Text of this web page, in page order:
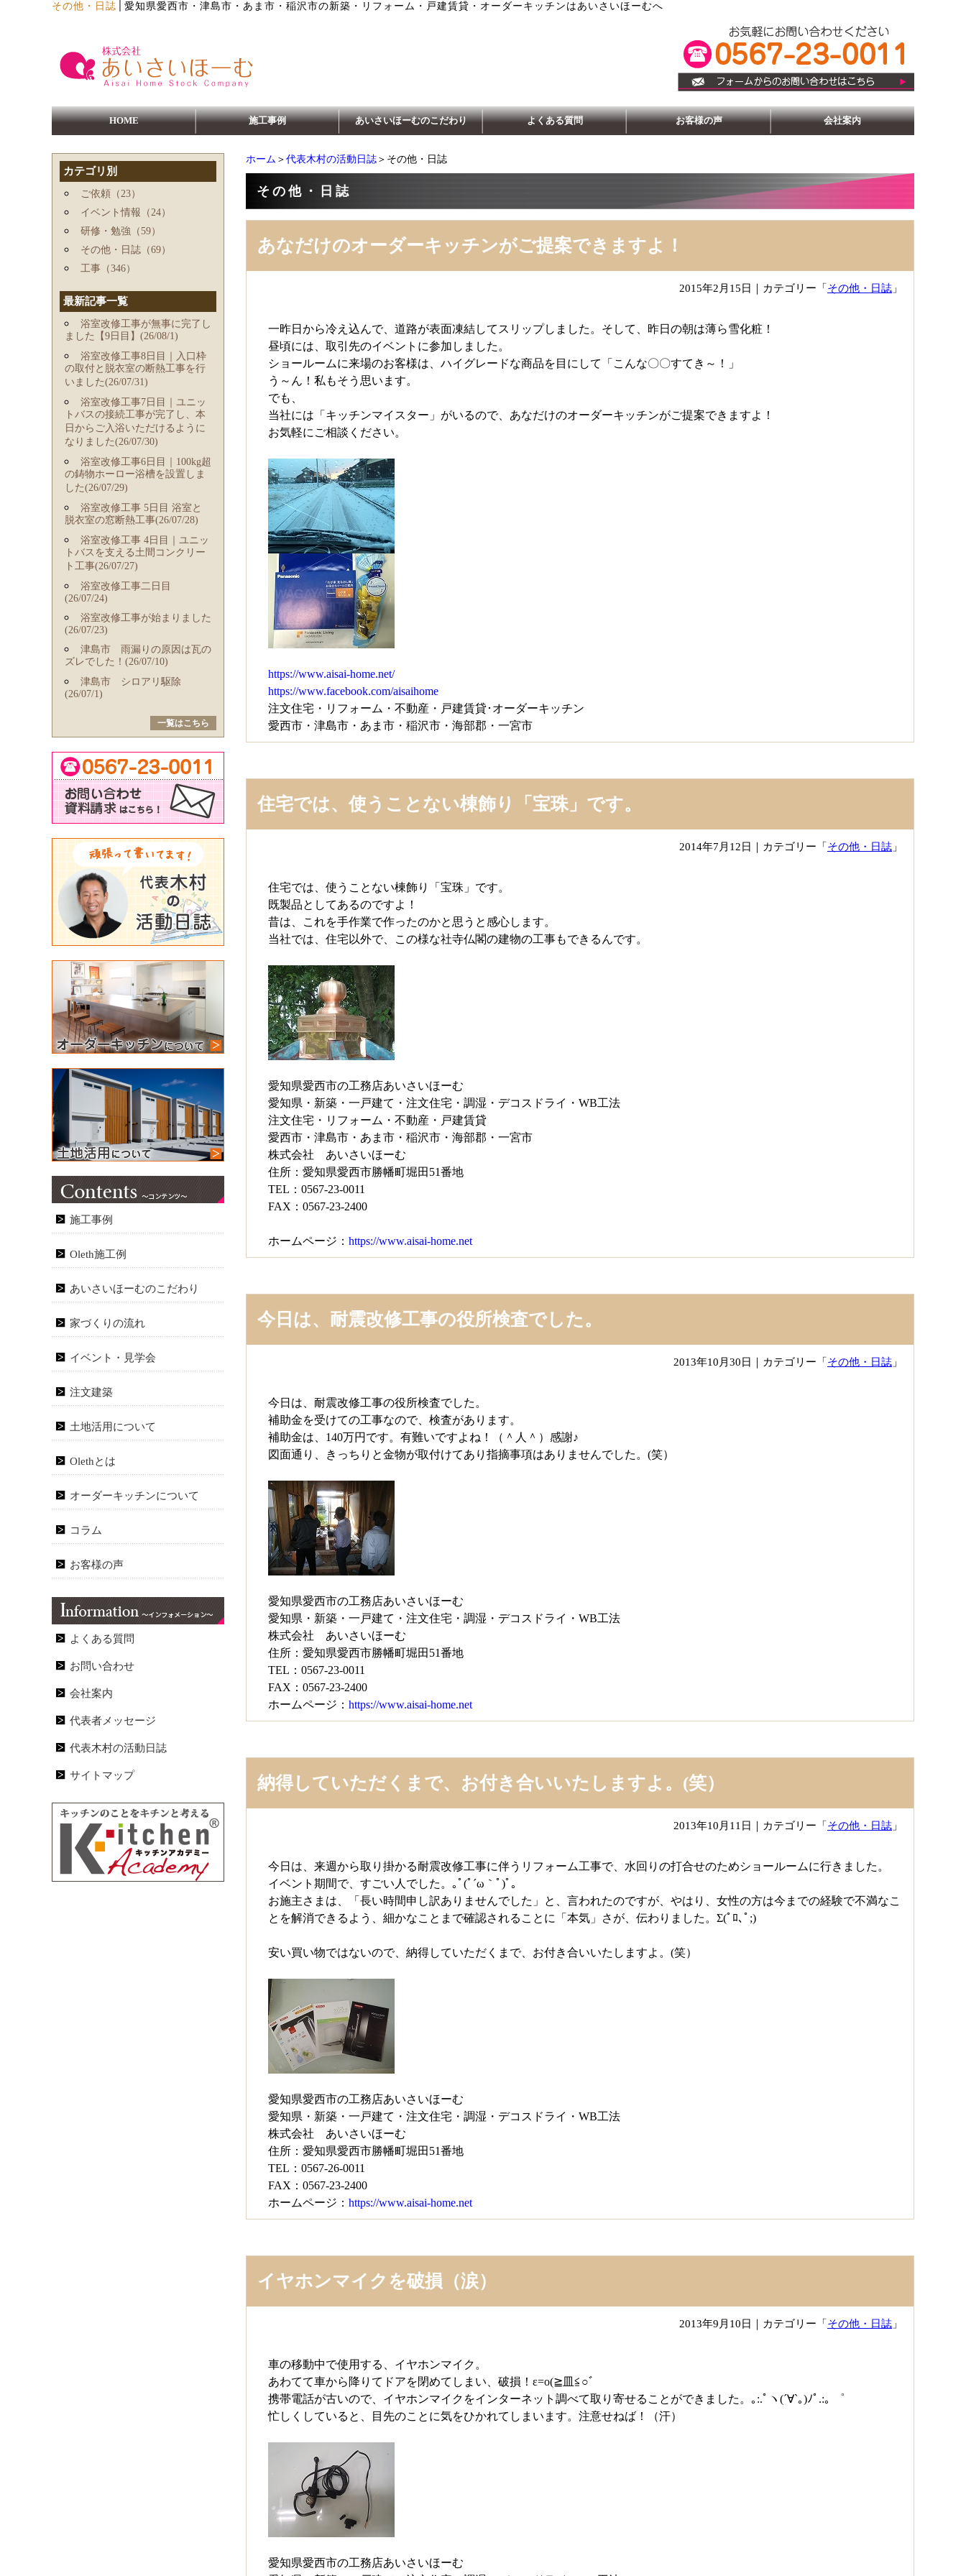
その他・日誌 愛知県愛西市・津島市・あま市・稲沢市の新築・リフォーム・戸建賃貸・オーダーキッチンはあいさいほーむへ
HOME 施工事例 あいさいほーむのこだわり よくある質問 お客様の声 会社案内
ホーム ＞ 代表木村の活動日誌 ＞その他・日誌
その他・日誌
あなだけのオーダーキッチンがご提案できますよ！
2015年2月15日 ｜カテゴリー「 その他・日誌 」
一昨日から冷え込んで、道路が表面凍結してスリップしました。そして、昨日の朝は薄ら雪化粧！
昼頃には、取引先のイベントに参加しました。
ショールームに来場のお客様は、ハイグレードな商品を目にして「こんな〇〇すてき～！」
う～ん！私もそう思います。
でも、
当社には「キッチンマイスター」がいるので、あなだけのオーダーキッチンがご提案できますよ！
お気軽にご相談ください。
https://www.aisai-home.net/
https://www.facebook.com/aisaihome
注文住宅・リフォーム・不動産・戸建賃貸･オーダーキッチン
愛西市・津島市・あま市・稲沢市・海部郡・一宮市
住宅では、使うことない棟飾り「宝珠」です。
2014年7月12日 ｜カテゴリー「 その他・日誌 」
住宅では、使うことない棟飾り「宝珠」です。
既製品としてあるのですよ！
昔は、これを手作業で作ったのかと思うと感心します。
当社では、住宅以外で、この様な社寺仏閣の建物の工事もできるんです。
愛知県愛西市の工務店あいさいほーむ
愛知県・新築・一戸建て・注文住宅・調湿・デコスドライ・WB工法
注文住宅・リフォーム・不動産・戸建賃貸
愛西市・津島市・あま市・稲沢市・海部郡・一宮市
株式会社 あいさいほーむ
住所：愛知県愛西市勝幡町堀田51番地
TEL：0567-23-0011
FAX：0567-23-2400
ホームページ： https://www.aisai-home.net
今日は、耐震改修工事の役所検査でした。
2013年10月30日 ｜カテゴリー「 その他・日誌 」
今日は、耐震改修工事の役所検査でした。
補助金を受けての工事なので、検査があります。
補助金は、140万円です。有難いですよね！（＾人＾）感謝♪
図面通り、きっちりと金物が取付けてあり指摘事項はありませんでした。(笑）
愛知県愛西市の工務店あいさいほーむ
愛知県・新築・一戸建て・注文住宅・調湿・デコスドライ・WB工法
株式会社 あいさいほーむ
住所：愛知県愛西市勝幡町堀田51番地
TEL：0567-23-0011
FAX：0567-23-2400
ホームページ： https://www.aisai-home.net
納得していただくまで、お付き合いいたしますよ。(笑）
2013年10月11日 ｜カテゴリー「 その他・日誌 」
今日は、来週から取り掛かる耐震改修工事に伴うリフォーム工事で、水回りの打合せのためショールームに行きました。
イベント期間で、すごい人でした。｡ﾟ(ﾟ´ω｀ﾟ)ﾟ｡
お施主さまは、「長い時間申し訳ありませんでした」と、言われたのですが、やはり、女性の方は今までの経験で不満なこ
とを解消できるよう、細かなことまで確認されることに「本気」さが、伝わりました。Σ(ﾟﾛ､ﾟ;)
安い買い物ではないので、納得していただくまで、お付き合いいたしますよ。(笑）
愛知県愛西市の工務店あいさいほーむ
愛知県・新築・一戸建て・注文住宅・調湿・デコスドライ・WB工法
株式会社 あいさいほーむ
住所：愛知県愛西市勝幡町堀田51番地
TEL：0567-26-0011
FAX：0567-23-2400
ホームページ： https://www.aisai-home.net
イヤホンマイクを破損（涙）
2013年9月10日 ｜カテゴリー「 その他・日誌 」
車の移動中で使用する、イヤホンマイク。
あわてて車から降りてドアを閉めてしまい、破損！ε=o(≧皿≦○ﾞ
携帯電話が古いので、イヤホンマイクをインターネット調べて取り寄せることができました。｡:.ﾟヽ(´∀`｡)ﾉﾟ.:｡ ゜
忙しくしていると、目先のことに気をひかれてしまいます。注意せねば！（汗）
愛知県愛西市の工務店あいさいほーむ
カテゴリ別
ご依頼（23）
イベント情報（24）
研修・勉強（59）
その他・日誌（69）
工事（346）
最新記事一覧
浴室改修工事が無事に完了し
ました【9日目】(26/08/1)
浴室改修工事8日目｜入口枠
の取付と脱衣室の断熱工事を行
いました(26/07/31)
浴室改修工事7日目｜ユニッ
トバスの接続工事が完了し、本
日からご入浴いただけるように
なりました(26/07/30)
浴室改修工事6日目｜100kg超
の鋳物ホーロー浴槽を設置しま
した(26/07/29)
浴室改修工事 5日目 浴室と
脱衣室の窓断熱工事(26/07/28)
浴室改修工事 4日目｜ユニッ
トバスを支える土間コンクリー
ト工事(26/07/27)
浴室改修工事二日目
(26/07/24)
浴室改修工事が始まりました
(26/07/23)
津島市 雨漏りの原因は瓦の
ズレでした！(26/07/10)
津島市 シロアリ駆除
(26/07/1)
一覧はこちら
施工事例
Oleth施工例
あいさいほーむのこだわり
家づくりの流れ
イベント・見学会
注文建築
土地活用について
Olethとは
オーダーキッチンについて
コラム
お客様の声
よくある質問
お問い合わせ
会社案内
代表者メッセージ
代表木村の活動日誌
サイトマップ